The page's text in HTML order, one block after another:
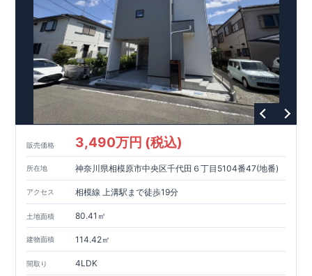
販売価格 3,490万円 (税込)
所在地 神奈川県相模原市中央区千代田６丁目5104番47(地番)
アクセス 相模線 上溝駅まで徒歩19分
土地面積 80.41㎡
建物面積 114.42㎡
間取り 4LDK